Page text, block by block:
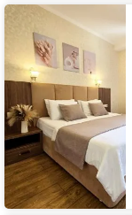
Deluxe
Березовой